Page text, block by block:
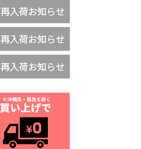
再入荷お知らせ
再入荷お知らせ
再入荷お知らせ